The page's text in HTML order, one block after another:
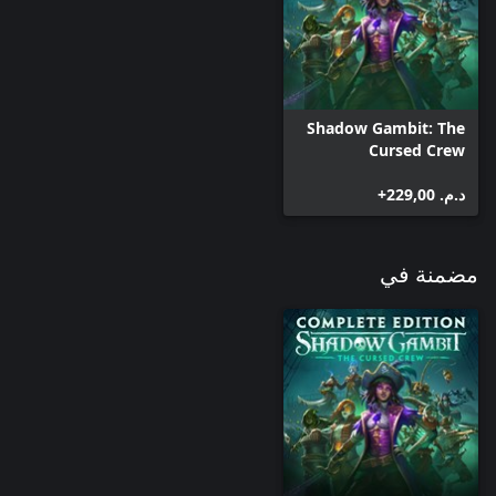
للتنزيل الجديدتان بسلاسة في اللعبة الرئيسية. بمجرد إطلاق المحتوى
"قرصانة الشفق يوكي" ضمن طاقم القراصنة الملاعين الخاص بك بعد
إكمال مهمة اللعبة الرئيسية "ثمار كدها" على جزيرة خليج كرمة الرعب
التي يمكن لعبها بعد إحياء الشخصيات الثلاثة الأولى. يمكنك حينئذ بدء
قصة يوكي في أي وقت، وكذلك اصطحابها في أي مهمة رئيسية تقريبا.
Shadow Gambit: The
Cursed Crew
د.م.‏ 229,00+
مضمنة في